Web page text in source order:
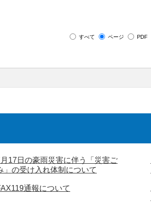
すべて ページ PDF
17日の豪雨災害に伴う「災害ご
」の受け入れ体制について
通報について